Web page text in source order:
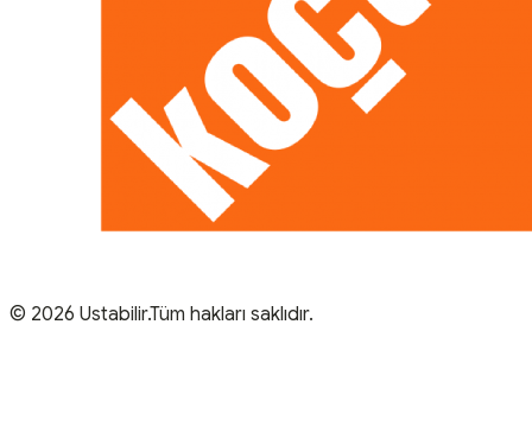
© 2026 Ustabilir.Tüm hakları saklıdır.